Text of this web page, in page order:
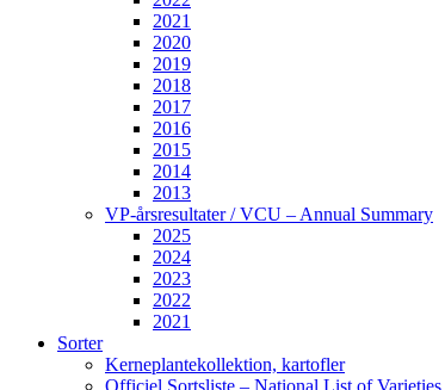
2021
2020
2019
2018
2017
2016
2015
2014
2013
VP-årsresultater / VCU – Annual Summary
2025
2024
2023
2022
2021
Sorter
Kerneplantekollektion, kartofler